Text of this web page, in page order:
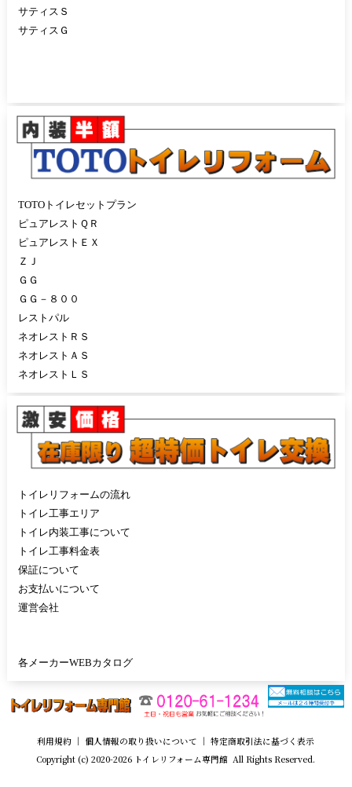
サティスＳ
サティスＧ
TOTOトイレセットプラン
ピュアレストＱＲ
ピュアレストＥＸ
ＺＪ
ＧＧ
ＧＧ－８００
レストパル
ネオレストＲＳ
ネオレストＡＳ
ネオレストＬＳ
トイレリフォームの流れ
トイレ工事エリア
トイレ内装工事について
トイレ工事料金表
保証について
お支払いについて
運営会社
各メーカーWEBカタログ
利用規約 ｜ 個人情報の取り扱いについて ｜特定商取引法に基づく表示
Copyright (c) 2020-2026 トイレリフォーム専門館 All Rights Reserved.